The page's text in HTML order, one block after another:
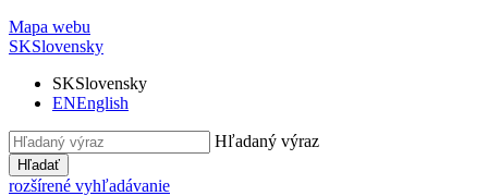
Mapa webu
SKSlovensky
SKSlovensky
ENEnglish
Hľadaný výraz
Hľadať
rozšírené vyhľadávanie